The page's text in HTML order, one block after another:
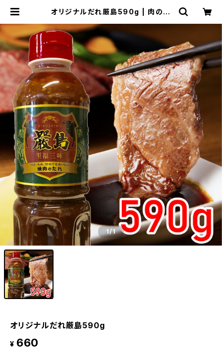
オリジナルだれ厳島590g | 肉の特
1/1
オリジナルだれ厳島590g
¥ 660